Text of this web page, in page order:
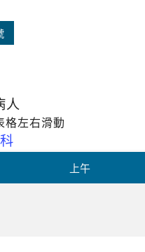
人
格左右滑動
上午